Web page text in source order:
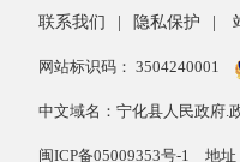
联系我们 隐私保护
网站标识码： 3504240001
中文域名：宁化县人民政府.
闽ICP备05009353号-1 地址